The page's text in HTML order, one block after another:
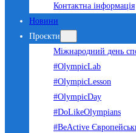
Контактна інформація
Новини
Проєкти
Міжнародний день
#OlympicLab
#OlympicLesson
#OlympicDay
#DoLikeOlympians
#BeActive